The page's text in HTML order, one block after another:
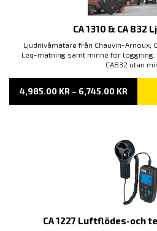
CA 1310 & CA 832
Ljudnivåmätare från Chauvin-Arnoux;
Leq-mätning samt minne för
CA832 utan
4,985.00 KR – 6,745.00 KR
TILL
CA 1227 Luftflödes-och